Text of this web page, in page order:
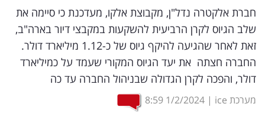
וטק
שיווק
ופרסום
משפט
חברת אלקטרה נדל"ן, מקבוצת אלקו, מעדכנת כי סיימה את
שלב הגיוס לקרן הרביעית להשקעות במקבצי דיור בארה"ב,
זאת לאחר שהגיעה להיקף גיוס של כ-1.12 מיליארד דולר.
החברה חצתה את יעד הגיוס המקורי שעמד על כמיליארד
דולר, והפכה לקרן הגדולה שבניהול החברה עד כה
מערכת ice |
1/2/2024
8:59